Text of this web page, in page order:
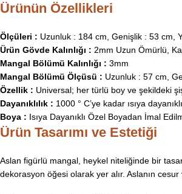
Ürünün Özellikleri
Ölçüleri : Uzunluk : 184 cm, Genişlik : 53 cm,
Ürün Gövde Kalınlığı : 2mm Uzun Ömürlü,
Mangal Bölümü Kalınlığı : 3mm
Mangal Bölümü Ölçüsü : Uzunluk : 57 cm,
Özellik : Universal; her türlü boy ve şekildeki
Dayanıklılık : 1000 ° C’ye kadar ısıya
Boya : Isıya Dayanıklı Özel Boyadan İmal
Ürün Tasarımı ve Estetiği
Aslan figürlü mangal, heykel niteliğinde bir
dekorasyon öğesi olarak yer alır. Aslanın